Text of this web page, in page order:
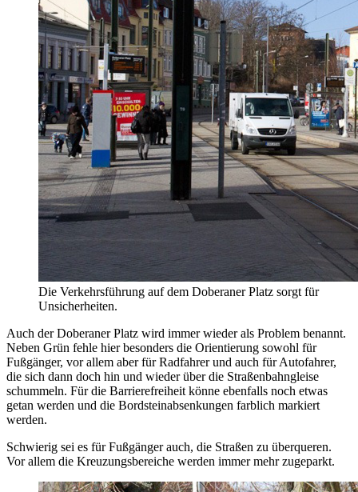
Die Verkehrsführung auf dem Doberaner Platz sorgt für
Unsicherheiten.
Auch der Doberaner Platz wird immer wieder als Problem benannt.
Neben Grün fehle hier besonders die Orientierung sowohl für
Fußgänger, vor allem aber für Radfahrer und auch für Autofahrer,
die sich dann doch hin und wieder über die Straßenbahngleise
schummeln. Für die Barrierefreiheit könne ebenfalls noch etwas
getan werden und die Bordsteinabsenkungen farblich markiert
werden.
Schwierig sei es für Fußgänger auch, die Straßen zu überqueren.
Vor allem die Kreuzungsbereiche werden immer mehr zugeparkt.